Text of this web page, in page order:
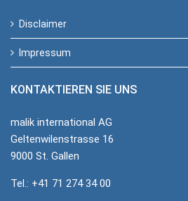
Disclaimer
Impressum
KONTAKTIEREN SIE UNS
malik international AG
Geltenwilenstrasse 16
9000 St. Gallen
Tel.: +41 71 274 34 00